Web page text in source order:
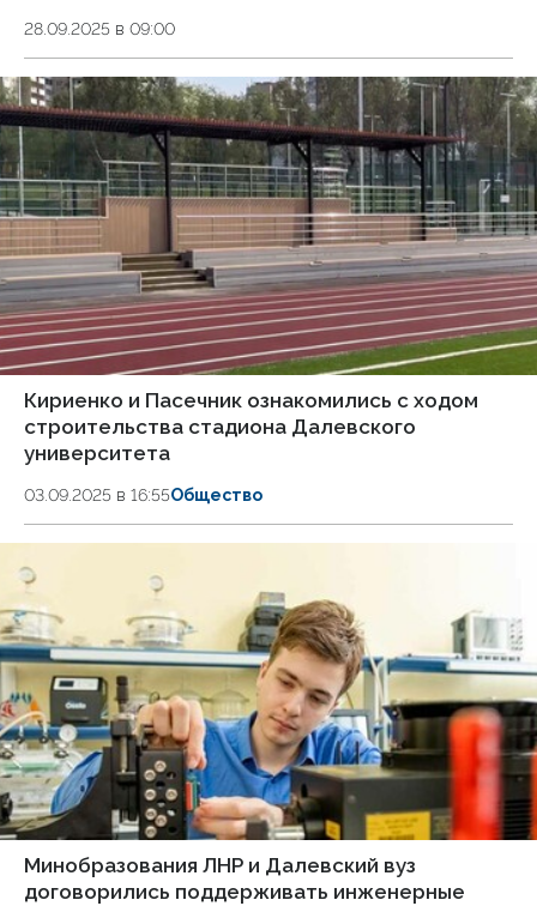
28.09.2025 в 09:00
Кириенко и Пасечник ознакомились с ходом
строительства стадиона Далевского
университета
03.09.2025 в 16:55Общество
Минобразования ЛНР и Далевский вуз
договорились поддерживать инженерные